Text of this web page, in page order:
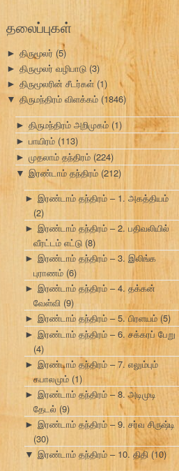
தலைப்புகள்
► திருமூலர் (5)
► திருமூலர் வழிபாடு (3)
► திருமூலரின் சீடர்கள் (1)
▼ திருமந்திரம் விளக்கம் (1846)
► திருமந்திரம் அறிமுகம் (1)
► பாயிரம் (113)
► முதலாம் தந்திரம் (224)
▼ இரண்டாம் தந்திரம் (212)
► இரண்டாம் தந்திரம் – 1. அகத்தியம்
(2)
► இரண்டாம் தந்திரம் – 2. பதிவலியில்
வீரட்டம் எட்டு (8)
► இரண்டாம் தந்திரம் – 3. இலிங்க
புராணம் (6)
► இரண்டாம் தந்திரம் – 4. தக்கன்
வேள்வி (9)
► இரண்டாம் தந்திரம் – 5. பிரளயம் (5)
► இரண்டாம் தந்திரம் – 6. சக்கரப் பேறு
(4)
► இரண்டாம் தந்திரம் – 7. எலும்பும்
கபாலமும் (1)
► இரண்டாம் தந்திரம் – 8. அடிமுடி
தேடல் (9)
► இரண்டாம் தந்திரம் – 9. சர்வ சிருஷ்டி
(30)
▼ இரண்டாம் தந்திரம் – 10. திதி(10)